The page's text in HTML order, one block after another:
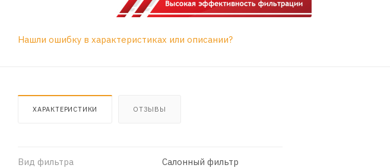
Нашли ошибку в характеристиках или описании?
ХАРАКТЕРИСТИКИ ОТЗЫВЫ
Вид фильтра Салонный фильтр